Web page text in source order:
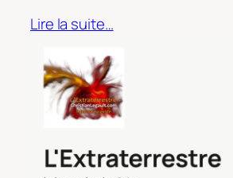
Lire la suite…